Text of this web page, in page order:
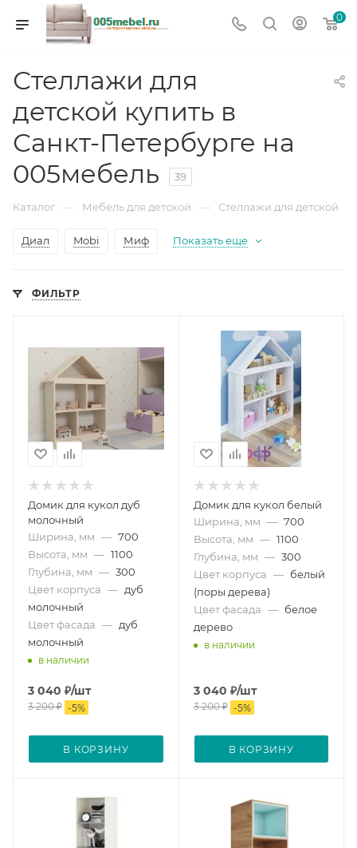
0
Стеллажи для
детской купить в
Санкт-Петербурге на
005мебель
39
Каталог — Мебель для детской — Стеллажи для детской
Диал Mobi Миф Показать еще
ФИЛЬТР
Домик для кукол дуб
молочный
Ширина, мм — 700
Высота, мм — 1100
Глубина, мм — 300
Цвет корпуса — дуб
молочный
Цвет фасада — дуб
молочный
в наличии
3 040 ₽/шт
3 200₽ -5%
В КОРЗИНУ
Домик для кукол белый
Ширина, мм — 700
Высота, мм — 1100
Глубина, мм — 300
Цвет корпуса — белый
(поры дерева)
Цвет фасада — белое
дерево
в наличии
3 040 ₽/шт
3 200₽ -5%
В КОРЗИНУ